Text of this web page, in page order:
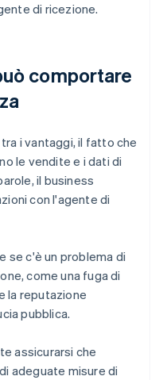
di ricezione.
comportare
i vantaggi, il fatto che
le vendite e i dati di
il business
con l'agente di
se c'è un problema di
come una fuga di
la reputazione
pubblica.
assicurarsi che
adeguate misure di